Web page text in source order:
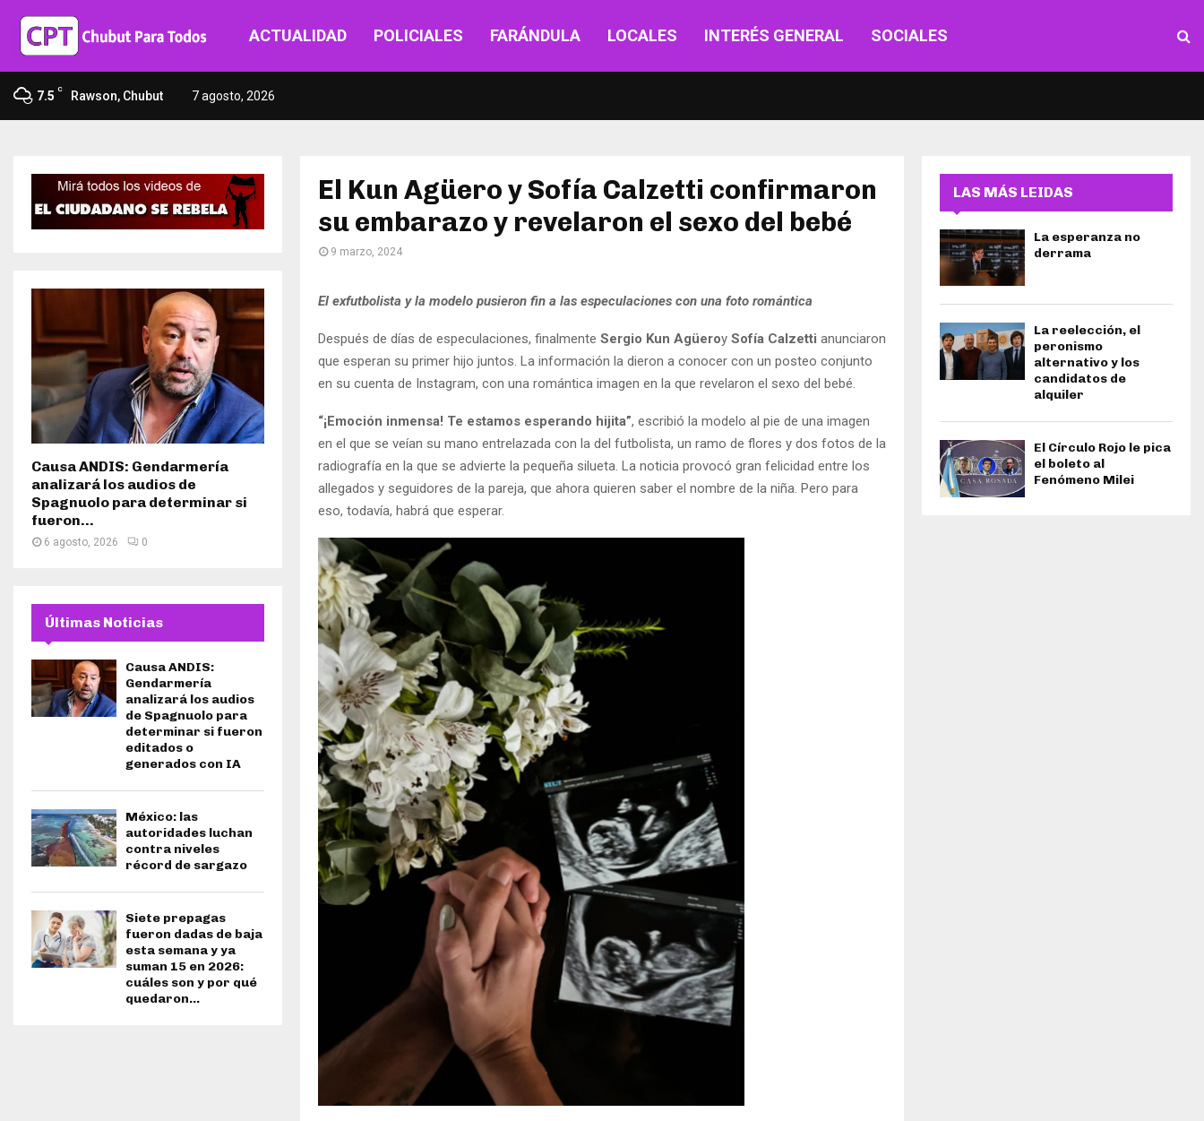
ACTUALIDAD POLICIALES FARÁNDULA LOCALES INTERÉS GENERAL SOCIALES
7.5 C Rawson, Chubut 7 agosto, 2026
El Kun Agüero y Sofía Calzetti confirmaron
su embarazo y revelaron el sexo del bebé
9 marzo, 2024
El exfutbolista y la modelo pusieron fin a las especulaciones con una foto romántica
Después de días de especulaciones, finalmente Sergio Kun Agüeroy Sofía Calzetti anunciaron
que esperan su primer hijo juntos. La información la dieron a conocer con un posteo conjunto
en su cuenta de Instagram, con una romántica imagen en la que revelaron el sexo del bebé.
“¡Emoción inmensa! Te estamos esperando hijita”, escribió la modelo al pie de una imagen
en el que se veían su mano entrelazada con la del futbolista, un ramo de flores y dos fotos de la
radiografía en la que se advierte la pequeña silueta. La noticia provocó gran felicidad entre los
allegados y seguidores de la pareja, que ahora quieren saber el nombre de la niña. Pero para
eso, todavía, habrá que esperar.
Causa ANDIS: Gendarmería
analizará los audios de
Spagnuolo para determinar si
fueron...
6 agosto, 2026 0
Últimas Noticias
Causa ANDIS:
Gendarmería
analizará los audios
de Spagnuolo para
determinar si fueron
editados o
generados con IA
México: las
autoridades luchan
contra niveles
récord de sargazo
Siete prepagas
fueron dadas de baja
esta semana y ya
suman 15 en 2026:
cuáles son y por qué
quedaron...
LAS MÁS LEIDAS
La esperanza no
derrama
La reelección, el
peronismo
alternativo y los
candidatos de
alquiler
El Círculo Rojo le pica
el boleto al
Fenómeno Milei